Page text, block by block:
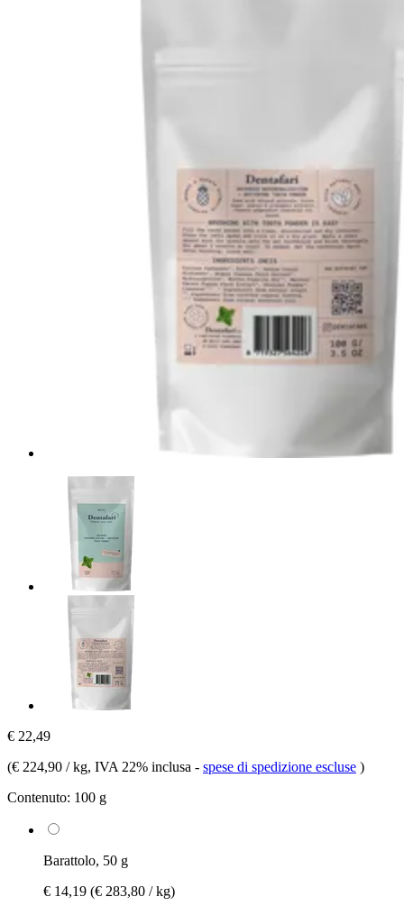
€ 22,49
(€ 224,90 / kg, IVA 22% inclusa - spese di spedizione escluse )
Contenuto: 100 g
Barattolo, 50 g
€ 14,19 (€ 283,80 / kg)